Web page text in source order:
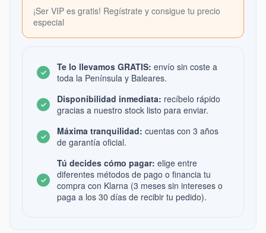
¡Ser VIP es gratis! Regístrate y consigue tu precio
especial
Te lo llevamos GRATIS: envío sin coste a
toda la Península y Baleares.
Disponibilidad inmediata: recíbelo rápido
gracias a nuestro stock listo para enviar.
Máxima tranquilidad: cuentas con 3 años
de garantía oficial.
Tú decides cómo pagar: elige entre
diferentes métodos de pago o financia tu
compra con Klarna (3 meses sin intereses o
paga a los 30 días de recibir tu pedido).